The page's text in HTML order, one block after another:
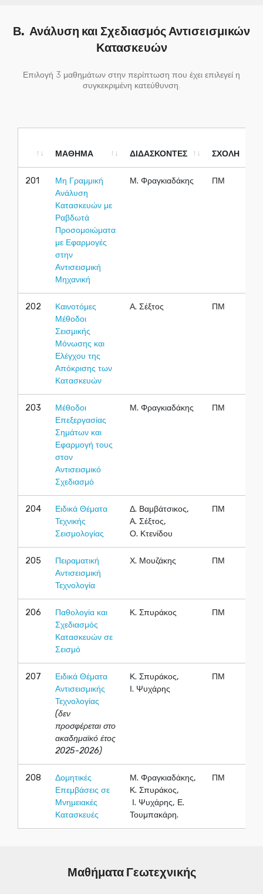
Β. Ανάλυση και Σχεδιασμός Αντισεισμικών
Κατασκευών
Επιλογή 3 μαθημάτων στην περίπτωση που έχει επιλεγεί η
συγκεκριμένη κατεύθυνση.
ΜΑΘΗΜΑ ΔΙΔΑΣΚΟΝΤΕΣ
ΣΧΟΛΗ
201
Μη Γραμμική
Ανάλυση
Κατασκευών με
Ραβδωτά
Προσομοιώματα
με Εφαρμογές
στην
Αντισεισμική
Μηχανική
Μ. Φραγκιαδάκης ΠΜ
202
Καινοτόμες
Μέθοδοι
Σεισμικής
Μόνωσης και
Ελέγχου της
Απόκρισης των
Κατασκευών
Α. Σέξτος ΠΜ
203
Μέθοδοι
Επεξεργασίας
Σημάτων και
Εφαρμογή τους
στον
Αντισεισμικό
Σχεδιασμό
Μ. Φραγκιαδάκης ΠΜ
204
Ειδικά Θέματα
Τεχνικής
Σεισμολογίας
Δ. Βαμβάτσικος,
Α. Σέξτος,
Ο. Κτενίδου
ΠΜ
205
Πειραματική
Αντισεισμική
Τεχνολογία
Χ. Μουζάκης ΠΜ
206
Παθολογία και
Σχεδιασμός
Κατασκευών σε
Σεισμό
Κ. Σπυράκος ΠΜ
207
Ειδικά Θέματα
Αντισεισμικής
Τεχνολογίας
(δεν
προσφέρεται στο
ακαδημαϊκό έτος
2025-2026)
Κ. Σπυράκος,
Ι. Ψυχάρης
ΠΜ
208
Δομητικές
Επεμβάσεις σε
Μνημειακές
Κατασκευές
Μ. Φραγκιαδάκης,
Κ. Σπυράκος,
Ι. Ψυχάρης, Ε.
Τουμπακάρη.
ΠΜ
Μαθήματα Γεωτεχνικής